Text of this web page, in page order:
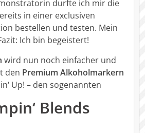
durfte ich mir die
in einer exclusiven
bestellen und testen. Mein
Ich bin begeistert!
wird nun noch einfacher und
den Premium Alkoholmarkern
Up! – den sogenannten
Blends